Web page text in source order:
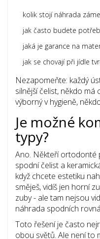
kolik stojí náhrada
jak často budete
jaká je garance na
jak se chovají při jídle
Nezapomeňte: každý
silnější čelist, někdo má
výborný v hygieně,
Je možné
typy?
Ano. Někteří ortodonté
spodní čelist a
když chcete estetiku
směješ, vidíš jen horní
zuby - ale tam nejsou
náhrada spodních
Toto řešení je často
obou světů. Ale není to